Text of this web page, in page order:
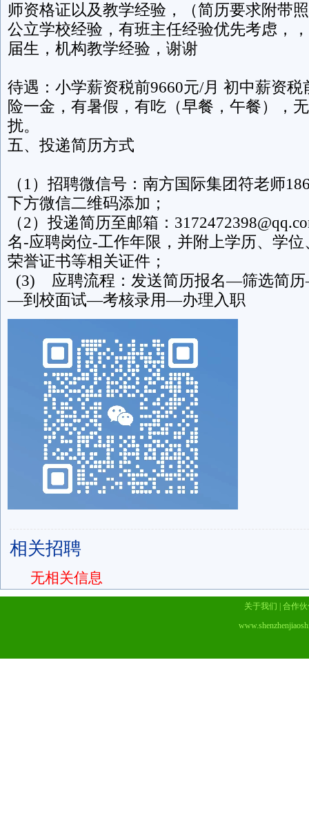
师资格证以及教学经验，（简历要求附带
公立学校经验，有班主任经验优先考虑，
届生，机构教学经验，谢谢
待遇：小学薪资税前9660元/月 初中薪资税
险一金，有暑假，有吃（早餐，午餐），
扰。
五、投递简历方式
（1）招聘微信号：南方国际集团符老师
下方微信二维码添加；
（2）投递简历至邮箱：
名-应聘岗位-工作年限，并附上学历、学
荣誉证书等相关证件；
(3) 应聘流程：发送简历报名—筛选简
—到校面试—考核录用—办理入职
相关招聘
无相关信息
关于我们
合作